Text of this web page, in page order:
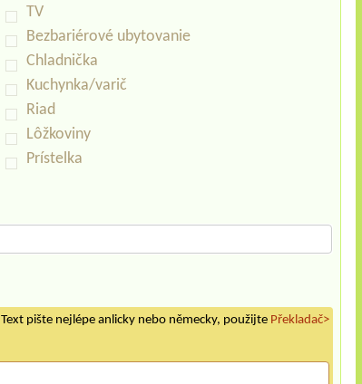
TV
Bezbariérové ubytovanie
Chladnička
Kuchynka/varič
Riad
Lôžkoviny
Prístelka
Text pište nejlépe anlicky nebo německy, použijte Překladač>